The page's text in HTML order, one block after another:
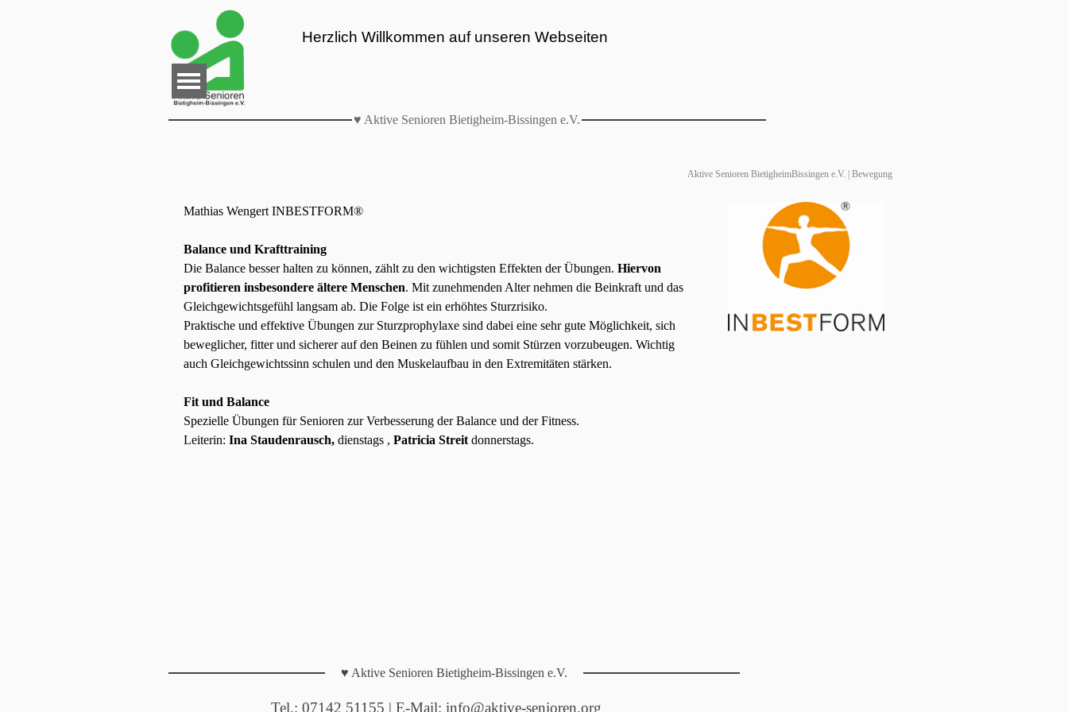
Herzlich Willkommen auf unseren Webseiten
Menü überspringen
♥ Aktive Senioren Bietigheim-Bissingen e.V.
Aktive Senioren BietigheimBissingen e.V. | Bewegung
Mathias Wengert INBESTFORM®
Balance und Krafttraining
Die Balance besser halten zu können, zählt zu den wichtigsten Effekten der Übungen.Hiervon
profitieren insbesondere ältere Menschen. Mit zunehmenden Alter nehmen die Beinkraft und das
Gleichgewichtsgefühl langsam ab. Die Folge ist ein erhöhtes Sturzrisiko.
Praktische und effektive Übungen zur Sturzprophylaxe sind dabei eine sehr gute Möglichkeit, sich
beweglicher, fitter und sicherer auf den Beinen zu fühlen und somit Stürzen vorzubeugen. Wichtig
auch Gleichgewichtssinn schulen und den Muskelaufbau in den Extremitäten stärken.
Fit und Balance
Spezielle Übungen für Senioren zur Verbesserung der Balance und der Fitness.
Leiterin: Ina Staudenrausch, dienstags ,Patricia Streit donnerstags.
♥ Aktive Senioren Bietigheim-Bissingen e.V.
Tel.: 07142 51155 | E-Mail: info@aktive-senioren.org